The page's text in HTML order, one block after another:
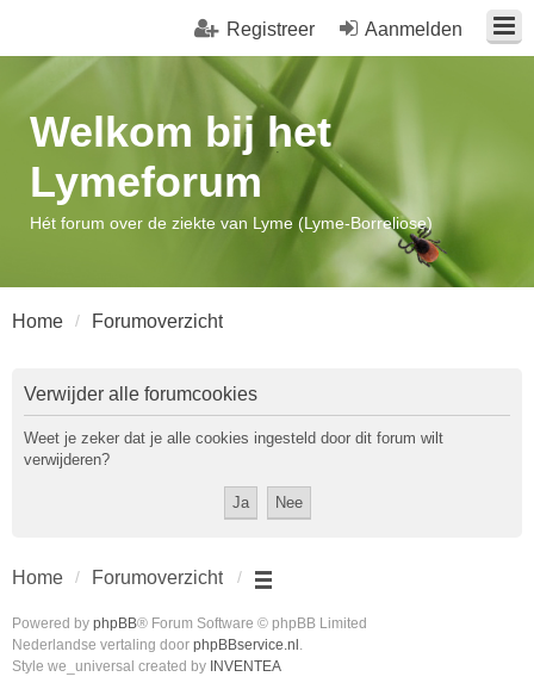
Aanmelden
Registreer
Welkom bij het
Lymeforum
Hét forum over de ziekte van Lyme (Lyme-Borreliose)
Home Forumoverzicht
Verwijder alle forumcookies
Weet je zeker dat je alle cookies ingesteld door dit forum wilt
verwijderen?
Home Forumoverzicht
Powered by phpBB® Forum Software © phpBB Limited
Nederlandse vertaling door phpBBservice.nl .
Style we_universal created by INVENTEA